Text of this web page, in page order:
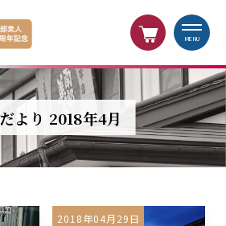
MENU
より 2018年4月
2018年04月29日